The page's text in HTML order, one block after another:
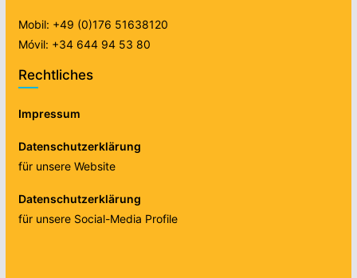
Mobil: +49 (0)176 51638120
Móvil: +34 644 94 53 80
Rechtliches
Impressum
Datenschutzerklärung
für unsere Website
Datenschutzerklärung
für unsere Social-Media Profile